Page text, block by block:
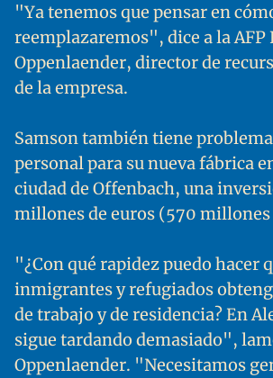
"Ya tenemos que pensar en
reemplazaremos", dice a la AFP
Oppenlaender, director de
de la empresa.
Samson también tiene
personal para su nueva fábrica
ciudad de Offenbach, una
millones de euros (570 millones
"¿Con qué rapidez puedo hacer
inmigrantes y refugiados
de trabajo y de residencia? En
sigue tardando demasiado",
Oppenlaender. "Necesitamos